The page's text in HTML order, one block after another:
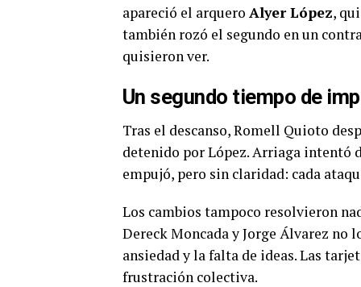
apareció el arquero Alyer López,
también rozó el segundo en un
quisieron ver.
Un segundo tiempo de
Tras el descanso, Romell Quioto
detenido por López. Arriaga intentó
empujó, pero sin claridad: cada
Los cambios tampoco resolvieron
Dereck Moncada y Jorge Álvarez no
ansiedad y la falta de ideas. Las
frustración colectiva.